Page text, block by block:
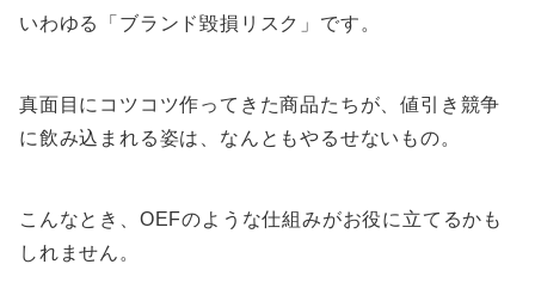
いわゆる「ブランド毀損リスク」です。
真面目にコツコツ作ってきた商品たちが、値引き競争
に飲み込まれる姿は、なんともやるせないもの。
こんなとき、OEFのような仕組みがお役に立てるかも
しれません。